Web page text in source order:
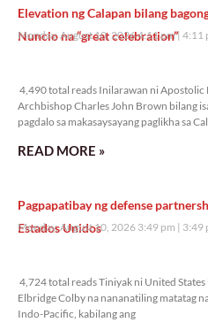
Elevation ng Calapan bilang
Nuncio na “great celebration”
Monday, August 10, 2026 4:11 pm 4:11
4,490 total reads Inilarawan ni
Archbishop Charles John Brown bilang
pagdalo sa makasaysayang paglikha sa
READ MORE »
Pagpapatibay ng defense
Estados Unidos
Monday, August 10, 2026 3:49 pm 3:49
4,724 total reads Tiniyak ni United
Elbridge Colby na nananatiling matatag
Indo-Pacific, kabilang ang